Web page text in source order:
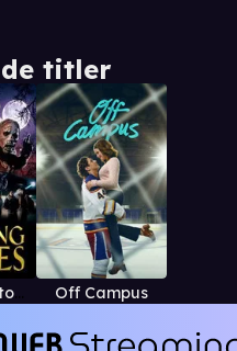
titler
Amazing Stories Off Campus